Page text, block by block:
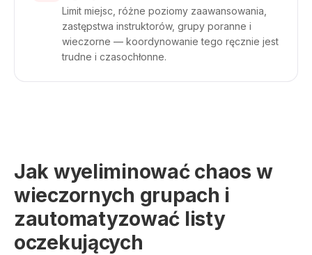
Limit miejsc, różne poziomy zaawansowania,
zastępstwa instruktorów, grupy poranne i
wieczorne — koordynowanie tego ręcznie jest
trudne i czasochłonne.
Jak wyeliminować chaos w
wieczornych grupach i
zautomatyzować listy
oczekujących